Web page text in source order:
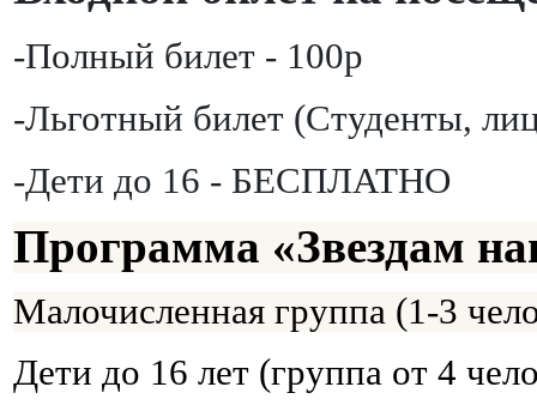
-Полный билет - 100р
-Льготный билет (Студенты,
-Дети до 16 - БЕСПЛАТНО
Программа «Звездам
Малочисленная группа (1-3
Дети до 16 лет (группа от 4